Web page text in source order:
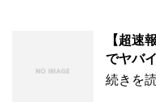
【超速
でヤバ
続きを